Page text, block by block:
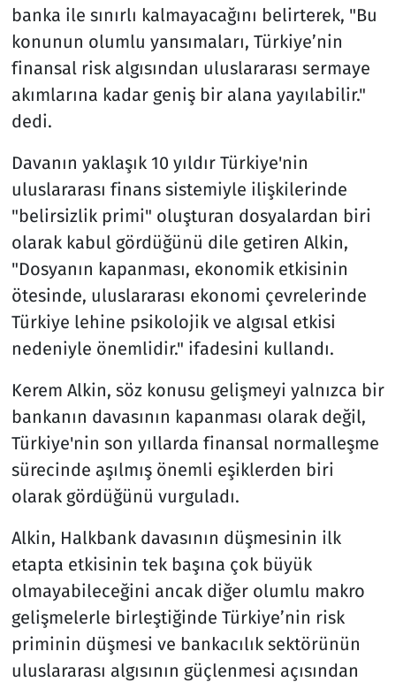
banka ile sınırlı kalmayacağını belirterek, "Bu
konunun olumlu yansımaları, Türkiye’nin
finansal risk algısından uluslararası sermaye
akımlarına kadar geniş bir alana yayılabilir."
dedi.
Davanın yaklaşık 10 yıldır Türkiye'nin
uluslararası finans sistemiyle ilişkilerinde
"belirsizlik primi" oluşturan dosyalardan biri
olarak kabul gördüğünü dile getiren Alkin,
"Dosyanın kapanması, ekonomik etkisinin
ötesinde, uluslararası ekonomi çevrelerinde
Türkiye lehine psikolojik ve algısal etkisi
nedeniyle önemlidir." ifadesini kullandı.
Kerem Alkin, söz konusu gelişmeyi yalnızca bir
bankanın davasının kapanması olarak değil,
Türkiye'nin son yıllarda finansal normalleşme
sürecinde aşılmış önemli eşiklerden biri
olarak gördüğünü vurguladı.
Alkin, Halkbank davasının düşmesinin ilk
etapta etkisinin tek başına çok büyük
olmayabileceğini ancak diğer olumlu makro
gelişmelerle birleştiğinde Türkiye’nin risk
priminin düşmesi ve bankacılık sektörünün
uluslararası algısının güçlenmesi açısından